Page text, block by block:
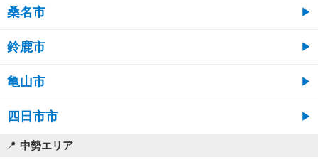
桑名市
鈴鹿市
亀山市
四日市市
中勢エリア